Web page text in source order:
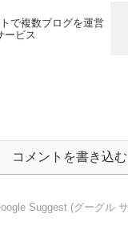
で複数ブログを運営
ービス
コメントを書き込む
Suggest (グーグル